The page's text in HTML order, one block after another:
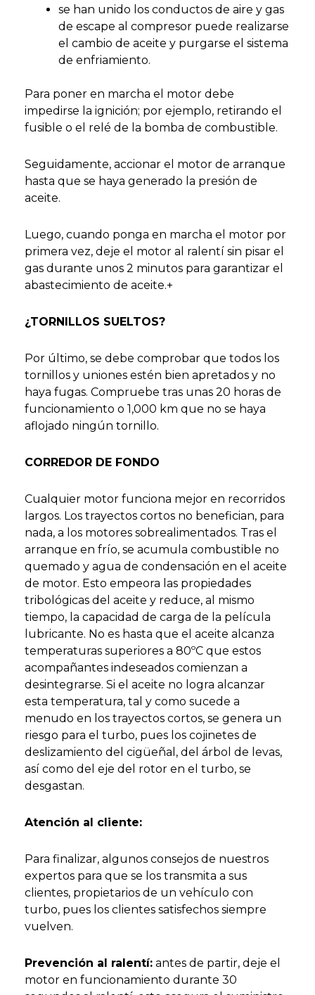
se han unido los conductos de aire y gas
de escape al compresor puede realizarse
el cambio de aceite y purgarse el sistema
de enfriamiento.
Para poner en marcha el motor debe
impedirse la ignición; por ejemplo, retirando el
fusible o el relé de la bomba de combustible.
Seguidamente, accionar el motor de arranque
hasta que se haya generado la presión de
aceite.
Luego, cuando ponga en marcha el motor por
primera vez, deje el motor al ralentí sin pisar el
gas durante unos 2 minutos para garantizar el
abastecimiento de aceite.+
¿TORNILLOS SUELTOS?
Por último, se debe comprobar que todos los
tornillos y uniones estén bien apretados y no
haya fugas. Compruebe tras unas 20 horas de
funcionamiento o 1,000 km que no se haya
aflojado ningún tornillo.
CORREDOR DE FONDO
Cualquier motor funciona mejor en recorridos
largos. Los trayectos cortos no benefician, para
nada, a los motores sobrealimentados. Tras el
arranque en frío, se acumula combustible no
quemado y agua de condensación en el aceite
de motor. Esto empeora las propiedades
tribológicas del aceite y reduce, al mismo
tiempo, la capacidad de carga de la película
lubricante. No es hasta que el aceite alcanza
temperaturas superiores a 80ºC que estos
acompañantes indeseados comienzan a
desintegrarse. Si el aceite no logra alcanzar
esta temperatura, tal y como sucede a
menudo en los trayectos cortos, se genera un
riesgo para el turbo, pues los cojinetes de
deslizamiento del cigüeñal, del árbol de levas,
así como del eje del rotor en el turbo, se
desgastan.
Atención al cliente:
Para finalizar, algunos consejos de nuestros
expertos para que se los transmita a sus
clientes, propietarios de un vehículo con
turbo, pues los clientes satisfechos siempre
vuelven.
Prevención al ralentí: antes de partir, deje el
motor en funcionamiento durante 30